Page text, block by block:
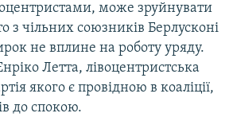
може зруйнувати
з чільних союзників Берлусконі
не вплине на роботу уряду.
Летта, лівоцентристська
якого є провідною в коаліції,
до спокою.